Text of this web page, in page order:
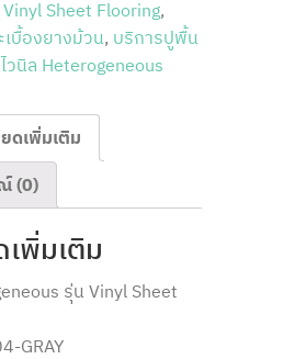
Vinyl Sheet Flooring,
เบื้องยางม้วน, บริการปูพื้น
วนิล Heterogeneous
ดเพิ่มเติม
(0)
เพิ่มเติม
รุ่น Vinyl Sheet
GRAY